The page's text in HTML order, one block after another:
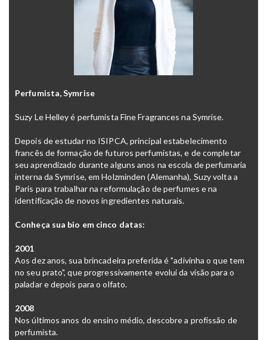
Perfumista, Symrise
Suzy Le Helley é perfumista Fine Fragrances na Symrise.
Depois de estudar no ISIPCA, principal estabelecimento
francês de formação de futuros perfumistas, e de completar
seu aprendizado durante alguns anos na escola de perfumaria
interna da Symrise, em Holzminden (Alemanha), Suzy volta a
Paris para trabalhar na reformulação de perfumes e na
identificação de novos ingredientes naturais.
Conheça sua bio em cinco datas:
2001
Aos dez anos, sua brincadeira preferida é "adivinha o que tem
no seu prato", que progressivamente evolui da visão para o
paladar e depois para o olfato.
2008
Nos últimos anos do ensino médio, descobre a profissão de
perfumista.